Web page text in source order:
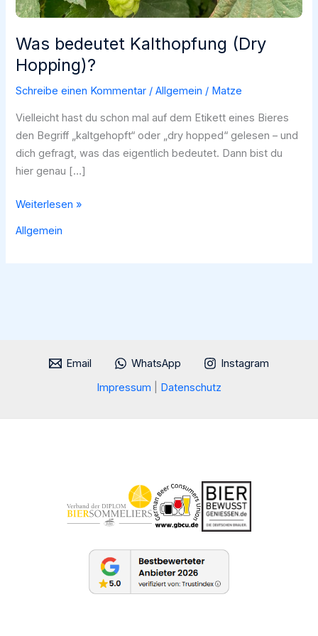
Was bedeutet Kalthopfung (Dry
Hopping)?
Schreibe einen Kommentar /Allgemein / Matze
Vielleicht hast du schon mal auf dem Etikett eines Bieres
den Begriff „kaltgehopft“ oder „dry hopped“ gelesen – und
dich gefragt, was das eigentlich bedeutet. Dann bist du
hier genau […]
Was
Kalthopfung
Weiterlesen »
Allgemein
Email WhatsApp
Instagram
Impressum
Datenschutz